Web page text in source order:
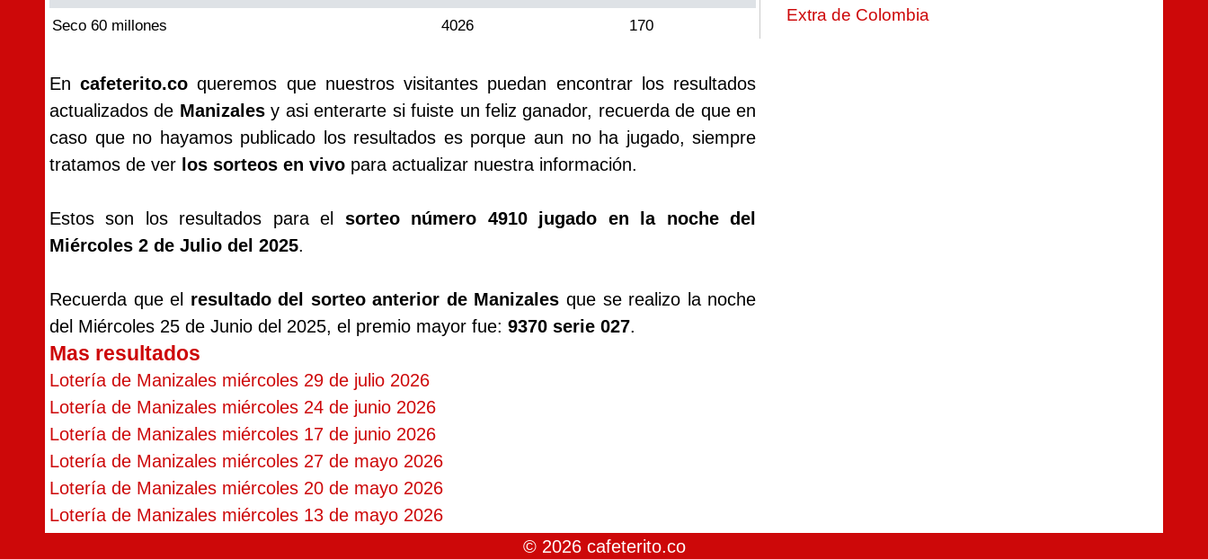
Seco 60 millones 4026 170
Encafeterito.co queremos que nuestros visitantes puedan encontrar los resultados
actualizados de Manizalesy asi enterarte si fuiste un feliz ganador, recuerda de que en
caso que no hayamos publicado los resultados es porque aun no ha jugado, siempre
tratamos de ver los sorteos en vivo para actualizar nuestra información.
Estos son los resultados para el sorteo número 4910 jugado en la noche del
Miércoles 2 de Julio del 2025.
Recuerda que el resultado del sorteo anterior de Manizales que se realizo la noche
del Miércoles 25 de Junio del 2025, el premio mayor fue: 9370 serie 027.
Mas resultados
Lotería de Manizales miércoles 29 de julio 2026
Lotería de Manizales miércoles 24 de junio 2026
Lotería de Manizales miércoles 17 de junio 2026
Lotería de Manizales miércoles 27 de mayo 2026
Lotería de Manizales miércoles 20 de mayo 2026
Lotería de Manizales miércoles 13 de mayo 2026
Extra de Colombia
© 2026 cafeterito.co